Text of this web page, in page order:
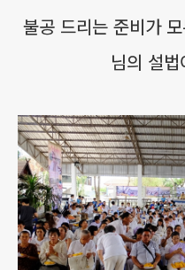
불공 드리는 준비가
님의 설